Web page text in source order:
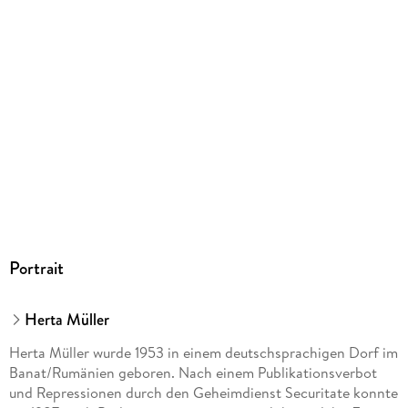
Portrait
Herta Müller
Herta Müller wurde 1953 in einem deutschsprachigen Dorf im
Banat/Rumänien geboren. Nach einem Publikationsverbot
und Repressionen durch den Geheimdienst Securitate konnte